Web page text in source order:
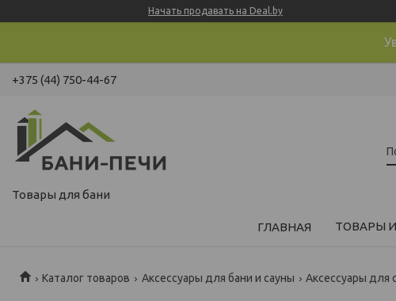
Начать продавать на Deal.by
+375 (44) 750-44-67
Товары для бани
ГЛАВНАЯ ТОВАРЫ
Каталог товаров Аксессуары для бани и сауны Аксессуары для